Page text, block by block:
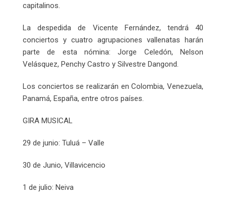
capitalinos.
La despedida de Vicente Fernández, tendrá 40
conciertos y cuatro agrupaciones vallenatas harán
parte de esta nómina: Jorge Celedón, Nelson
Velásquez, Penchy Castro y Silvestre Dangond.
Los conciertos se realizarán en Colombia, Venezuela,
Panamá, España, entre otros países.
GIRA MUSICAL
29 de junio: Tuluá – Valle
30 de Junio, Villavicencio
1 de julio: Neiva